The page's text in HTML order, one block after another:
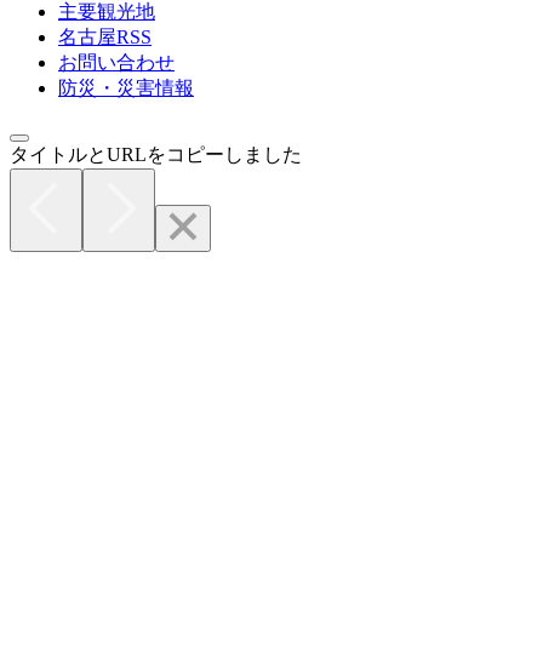
主要観光地
名古屋RSS
お問い合わせ
防災・災害情報
タイトルとURLをコピーしました